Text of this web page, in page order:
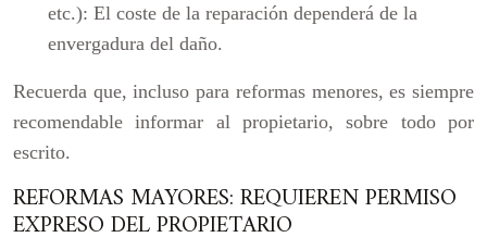
etc.): El coste de la reparación dependerá de la
envergadura del daño.
Recuerda que, incluso para reformas menores, es siempre
recomendable informar al propietario, sobre todo por
escrito.
REFORMAS MAYORES: REQUIEREN PERMISO
EXPRESO DEL PROPIETARIO